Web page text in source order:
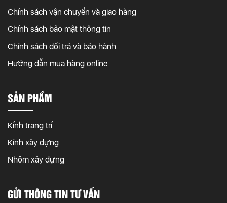
Chính sách vận chuyển và giao hàng
Chính sách bảo mật thông tin
Chính sách đổi trả và bảo hành
Hướng dẫn mua hàng online
SẢN PHẨM
Kính trang trí
Kính xây dựng
Nhôm xây dựng
GỬI THÔNG TIN TƯ VẤN